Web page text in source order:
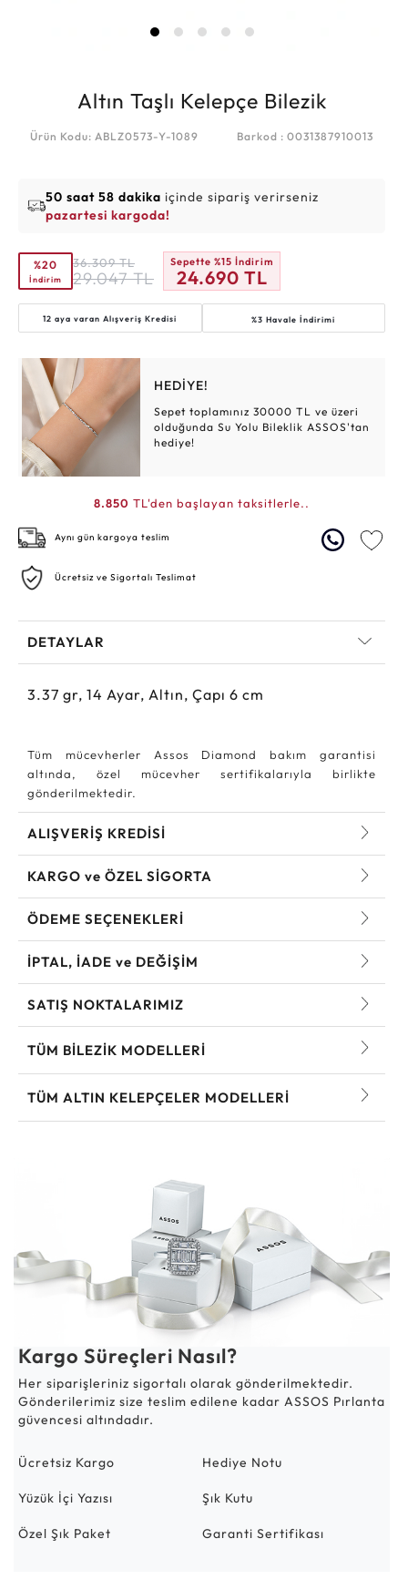
Altın Taşlı Kelepçe Bilezik
Ürün Kodu: ABLZ0573-Y-1089 Barkod : 0031387910013
50 saat 58 dakika içinde sipariş verirseniz
pazartesi kargoda!
%20
İndirim
36.309 TL
29.047 TL
Sepette %15 İndirim
24.690 TL
12 aya varanAlışveriş Kredisi %3 Havale İndirimi
HEDİYE!
Sepet toplamınız 30000 TL ve üzeri
olduğunda Su Yolu Bileklik ASSOS'tan
hediye!
8.850 TL'den başlayan taksitlerle..
Aynı gün kargoya teslim
Ücretsiz ve Sigortalı Teslimat
DETAYLAR
3.37 gr, 14 Ayar, Altın, Çapı 6 cm
Tüm mücevherler Assos Diamond bakım garantisi
altında, özel mücevher sertifikalarıyla birlikte
gönderilmektedir.
ALIŞVERİŞ KREDİSİ
KARGO ve ÖZEL SİGORTA
ÖDEME SEÇENEKLERİ
İPTAL, İADE ve DEĞİŞİM
SATIŞ NOKTALARIMIZ
TÜM BILEZIK MODELLERI
TÜM ALTIN KELEPÇELER MODELLERI
Kargo Süreçleri Nasıl?
Her siparişleriniz sigortalı olarak gönderilmektedir.
Gönderilerimiz size teslim edilene kadar ASSOS Pırlanta
güvencesi altındadır.
Ücretsiz Kargo Hediye Notu
Yüzük İçi Yazısı Şık Kutu
Özel Şık Paket Garanti Sertifikası